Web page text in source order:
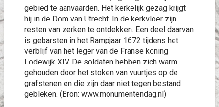
gebied te aanvaarden. Het kerkelijk gezag krijgt
hij in de Dom van Utrecht. In de kerkvloer zijn
resten van zerken te ontdekken. Een deel daarvan
is gebarsten in het Rampjaar 1672 tijdens het
verblijf van het leger van de Franse koning
Lodewijk XIV. De soldaten hebben zich warm
gehouden door het stoken van vuurtjes op de
grafstenen en die zijn daar niet tegen bestand
gebleken. (Bron: www.monumentendag.nl)